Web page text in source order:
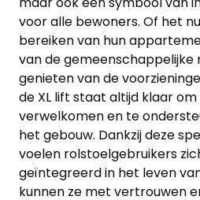
voor alle bewoners. Of het
bereiken van hun
van de gemeenschappelijke
genieten van de
de XL lift staat altijd klaar
verwelkomen en te
het gebouw. Dankzij deze
voelen rolstoelgebruikers
geïntegreerd in het leven
kunnen ze met vertrouwen